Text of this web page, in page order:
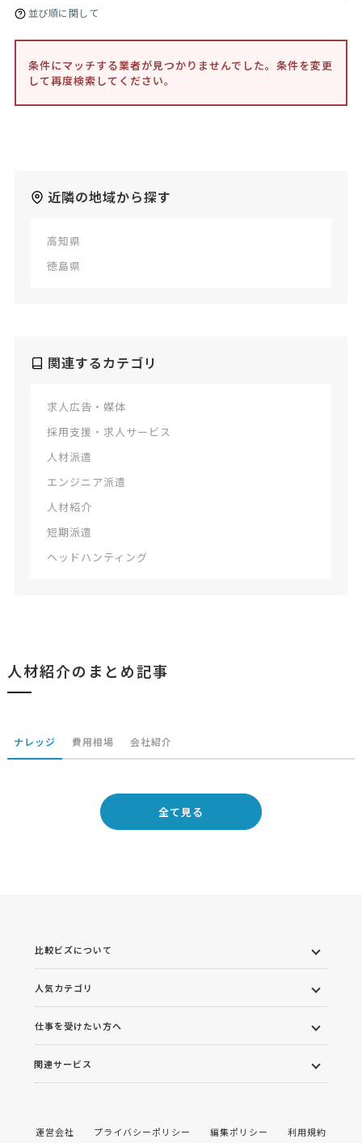
並び順に関して
条件にマッチする業者が見つかりませんでした。条件を変更
して再度検索してください。
近隣の地域から探す
高知県
徳島県
関連するカテゴリ
求人広告・媒体
採用支援・求人サービス
人材派遣
エンジニア派遣
人材紹介
短期派遣
ヘッドハンティング
人材紹介のまとめ記事
ナレッジ 費用相場 会社紹介
全て見る
比較ビズについて
人気カテゴリ
仕事を受けたい方へ
関連サービス
運営会社 プライバシーポリシー 編集ポリシー 利用規約